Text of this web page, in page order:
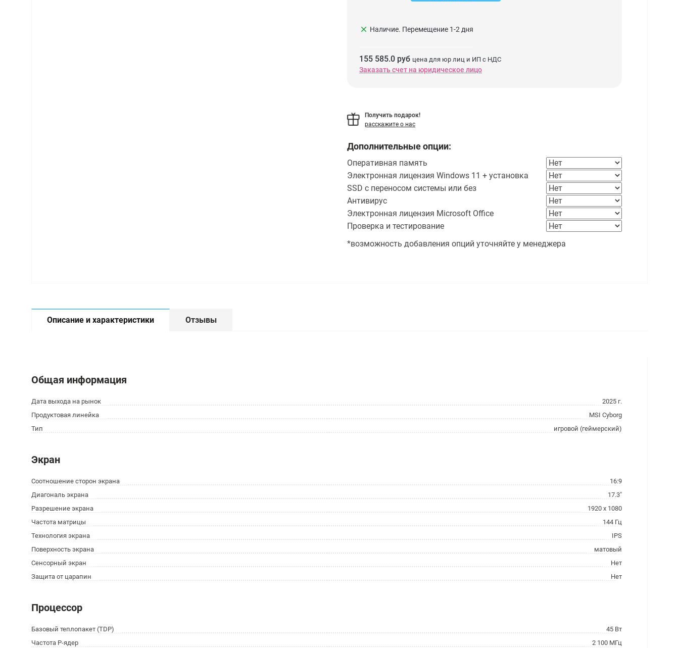
clear Наличие. Перемещение 1-2 дня
155 585.0 руб цена для юр лиц и ИП с НДС
Заказать счет на юридическое лицо
Получить подарок!
расскажите о нас
Дополнительные опции:
Оперативная память
Электронная лицензия Windows 11 + установка
SSD с переносом системы или без
Антивирус
Электронная лицензия Microsoft Office
Проверка и тестирование
*возможность добавления опций уточняйте у менеджера
Описание и характеристики Отзывы
Общая информация
Дата выхода на рынок
2025 г.
Продуктовая линейка
MSI Cyborg
Тип
игровой (геймерский)
Экран
Соотношение сторон экрана
16:9
Диагональ экрана
17.3"
Разрешение экрана
1920 x 1080
Частота матрицы
144 Гц
Технология экрана
IPS
Поверхность экрана
матовый
Сенсорный экран
Нет
Защита от царапин
Нет
Процессор
Базовый теплопакет (TDP)
45 Вт
Частота P-ядер
2 100 МГц